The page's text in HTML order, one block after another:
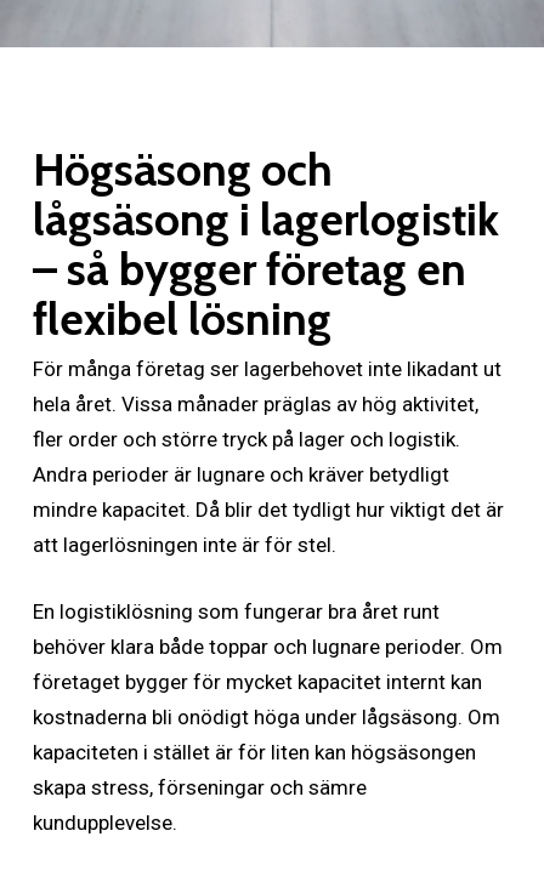
Högsäsong och
lågsäsong i lagerlogistik
– så bygger företag en
flexibel lösning
För många företag ser lagerbehovet inte likadant ut
hela året. Vissa månader präglas av hög aktivitet,
fler order och större tryck på lager och logistik.
Andra perioder är lugnare och kräver betydligt
mindre kapacitet. Då blir det tydligt hur viktigt det är
att lagerlösningen inte är för stel.
En logistiklösning som fungerar bra året runt
behöver klara både toppar och lugnare perioder. Om
företaget bygger för mycket kapacitet internt kan
kostnaderna bli onödigt höga under lågsäsong. Om
kapaciteten i stället är för liten kan högsäsongen
skapa stress, förseningar och sämre
kundupplevelse.